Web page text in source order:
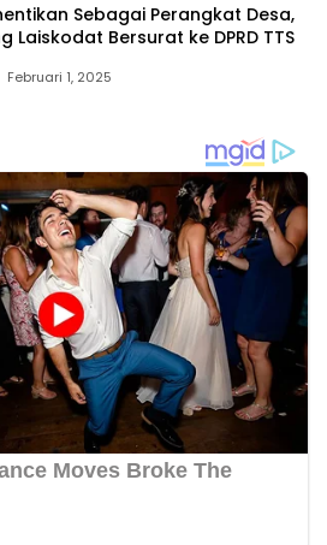
Sebagai Perangkat Desa,
Laiskodat Bersurat ke DPRD TTS
Februari 1, 2025